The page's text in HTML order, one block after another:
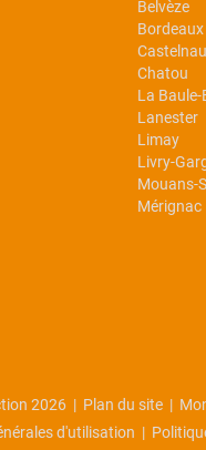
Belvèze
Bordeaux
Chatou
La
Lanester
Limay
Livry-
Mouans-
Mérignac
2026 | Plan du site |
d'utilisation |